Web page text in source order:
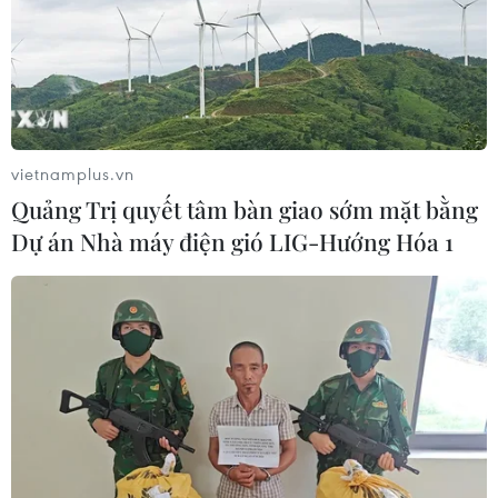
đổ về khu vực phố Hàng Mã, quận Hoàn Kiếm vui chơi,
chụp ảnh, mua sắm và dạo chơi nhân dịp Tết Trung thu.
Hà Nội: Không khí Trung thu ngập
tràn phố Hàng Mã sau cơn mưa nhẹ
vietnamplus.vn
Quảng Trị quyết tâm bàn giao sớm mặt bằng
Dự án Nhà máy điện gió LIG-Hướng Hóa 1